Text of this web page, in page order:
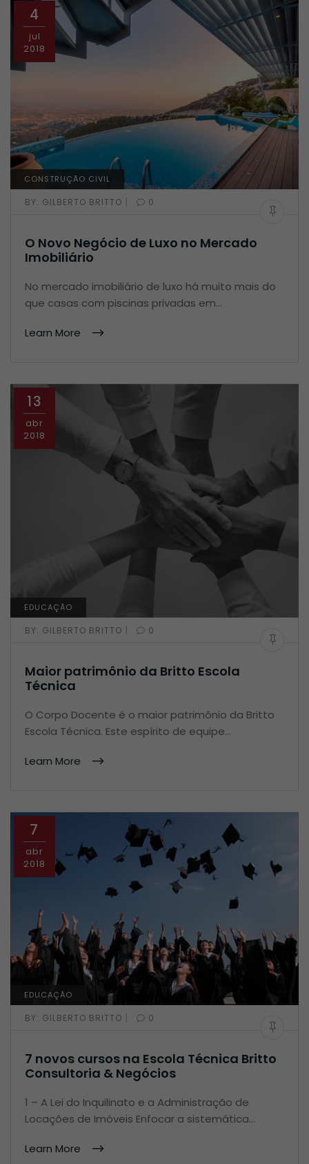
4
jul
2018
CONSTRUÇÃO CIVIL
BY: GILBERTO BRITTO | 0
O Novo Negócio de Luxo no Mercado
Imobiliário
No mercado imobiliário de luxo há muito mais do
que casas com piscinas privadas em…
Learn More
13
abr
2018
EDUCAÇÃO
BY: GILBERTO BRITTO | 0
Maior patrimônio da Britto Escola
Técnica
O Corpo Docente é o maior patrimônio da Britto
Escola Técnica. Este espírito de equipe…
Learn More
7
abr
2018
EDUCAÇÃO
BY: GILBERTO BRITTO | 0
7 novos cursos na Escola Técnica Britto
Consultoria & Negócios
1 – A Lei do Inquilinato e a Administração de
Locações de Imóveis Enfocar a sistemática…
Learn More